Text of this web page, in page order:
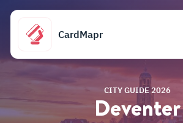
CardMapr
CITY GUIDE 2026
Deventer